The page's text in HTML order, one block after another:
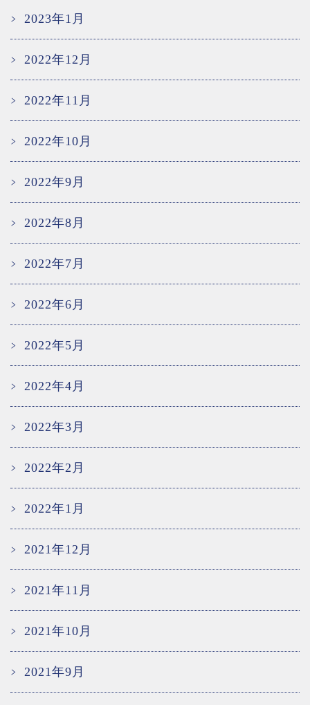
2023年1月
2022年12月
2022年11月
2022年10月
2022年9月
2022年8月
2022年7月
2022年6月
2022年5月
2022年4月
2022年3月
2022年2月
2022年1月
2021年12月
2021年11月
2021年10月
2021年9月